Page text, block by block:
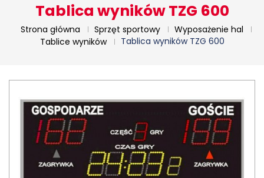
Tablica wyników TZG 600
Strona główna Sprzęt sportowy
Wyposażenie hal
Tablice wyników
Tablica wyników TZG 600